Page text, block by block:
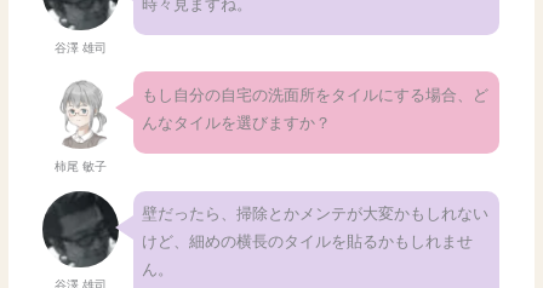
谷澤 雄司
時々見ますね。
柿尾 敏子
もし自分の自宅の洗面所をタイルにする場合、ど
んなタイルを選びますか？
谷澤 雄司
壁だったら、掃除とかメンテが大変かもしれない
けど、細めの横長のタイルを貼るかもしれませ
ん。